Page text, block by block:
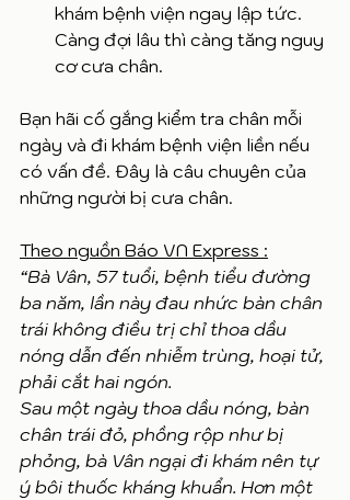
khám bệnh viện ngay lập tức.
Càng đợi lâu thì càng tăng nguy
cơ cưa chân.
Bạn hãi cố gắng kiểm tra chân mỗi
ngày và đi khám bệnh viện liền nếu
có vấn đề. Đây là câu chuyên của
những người bị cưa chân.
Theo nguồn Báo VN Express :
“Bà Vân, 57 tuổi, bệnh tiểu đường
ba năm, lần này đau nhức bàn chân
trái không điều trị chỉ thoa dầu
nóng dẫn đến nhiễm trùng, hoại tử,
phải cắt hai ngón.
Sau một ngày thoa dầu nóng, bàn
chân trái đỏ, phồng rộp như bị
phỏng, bà Vân ngại đi khám nên tự
ý bôi thuốc kháng khuẩn. Hơn một